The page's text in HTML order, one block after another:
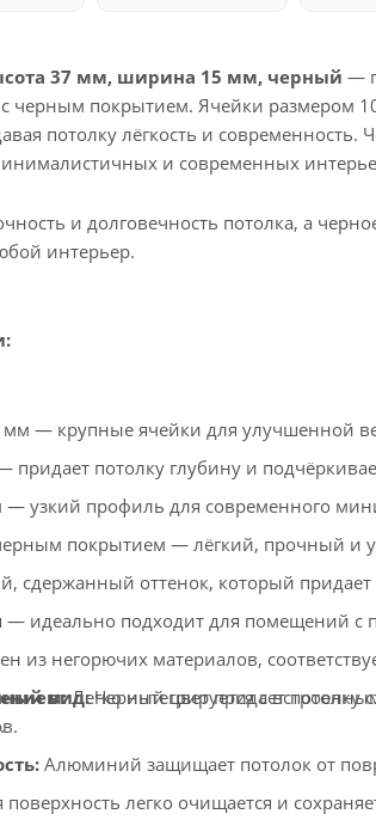
37 мм, ширина 15 мм, черный —
покрытием. Ячейки размером
потолку лёгкость и современность.
и современных
и долговечность потолка, а
интерьер.
— крупные ячейки для улучшенной
потолку глубину и
узкий профиль для современного
покрытием — лёгкий, прочный и
сдержанный оттенок, который
— идеально подходит для помещений с
из негорючих материалов,
Легко интегрируется с
вид:Черный цвет придает потолку
Алюминий защищает потолок от
поверхность легко очищается и